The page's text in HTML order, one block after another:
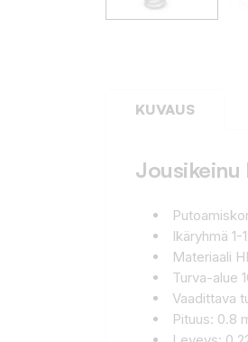
KUVAUS
Jousikeinu
Ikäryhmä 1-
Materiaali
Turva-alue
Vaadittava
Pituus: 0.8